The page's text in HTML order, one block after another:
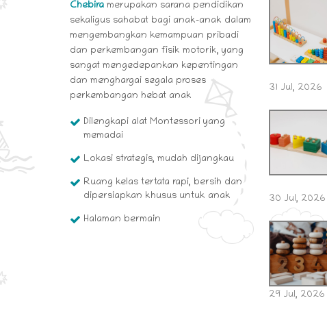
Chebira merupakan sarana pendidikan
sekaligus sahabat bagi anak-anak dalam
mengembangkan kemampuan pribadi
dan perkembangan fisik motorik, yang
sangat mengedepankan kepentingan
dan menghargai segala proses
perkembangan hebat anak
Dilengkapi alat Montessori yang
memadai
Lokasi strategis, mudah dijangkau
Ruang kelas tertata rapi, bersih dan
dipersiapkan khusus untuk anak
Halaman bermain
31 Jul, 2026
30 Jul, 2026
29 Jul, 2026